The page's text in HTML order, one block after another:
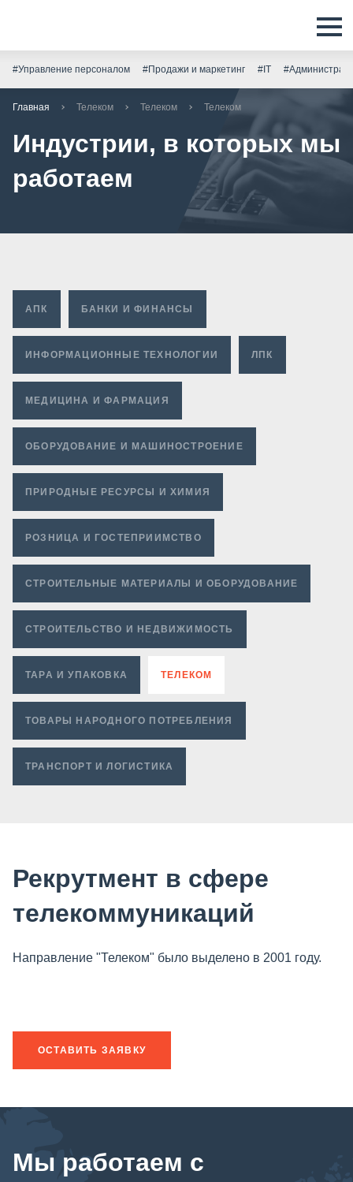
#Управление персоналом #Продажи и маркетинг #IT
Главная Телеком Телеком Телеком
Индустрии, в которых мы
работаем
АПК БАНКИ И ФИНАНСЫ
ИНФОРМАЦИОННЫЕ ТЕХНОЛОГИИ ЛПК
МЕДИЦИНА И ФАРМАЦИЯ
ОБОРУДОВАНИЕ И МАШИНОСТРОЕНИЕ
ПРИРОДНЫЕ РЕСУРСЫ И ХИМИЯ
РОЗНИЦА И ГОСТЕПРИИМСТВО
СТРОИТЕЛЬНЫЕ МАТЕРИАЛЫ И ОБОРУДОВАНИЕ
СТРОИТЕЛЬСТВО И НЕДВИЖИМОСТЬ
ТАРА И УПАКОВКА ТЕЛЕКОМ
ТОВАРЫ НАРОДНОГО ПОТРЕБЛЕНИЯ
ТРАНСПОРТ И ЛОГИСТИКА
Рекрутмент в сфере
телекоммуникаций
Направление "Телеком" было выделено в 2001 году.
ОСТАВИТЬ ЗАЯВКУ
Мы работаем с